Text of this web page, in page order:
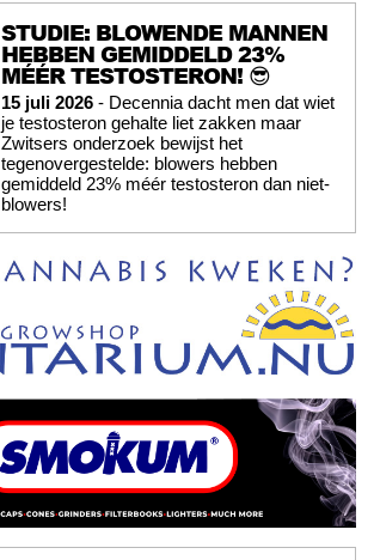
STUDIE: BLOWENDE MANNEN
HEBBEN GEMIDDELD 23%
MÉÉR TESTOSTERON! 😎
15 juli 2026 - Decennia dacht men dat wiet
je testosteron gehalte liet zakken maar
Zwitsers onderzoek bewijst het
tegenovergestelde: blowers hebben
gemiddeld 23% méér testosteron dan niet-
blowers!